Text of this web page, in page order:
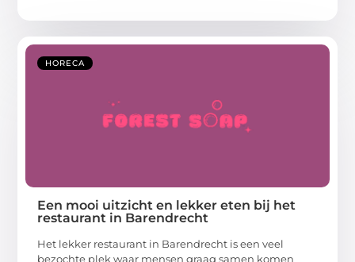
HORECA
Een mooi uitzicht en lekker eten bij het
restaurant in Barendrecht
Het lekker restaurant in Barendrecht is een veel
bezochte plek waar mensen graag samen komen